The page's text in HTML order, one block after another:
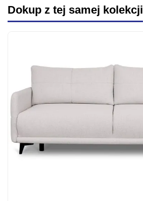
Dokup z tej samej kolekcji